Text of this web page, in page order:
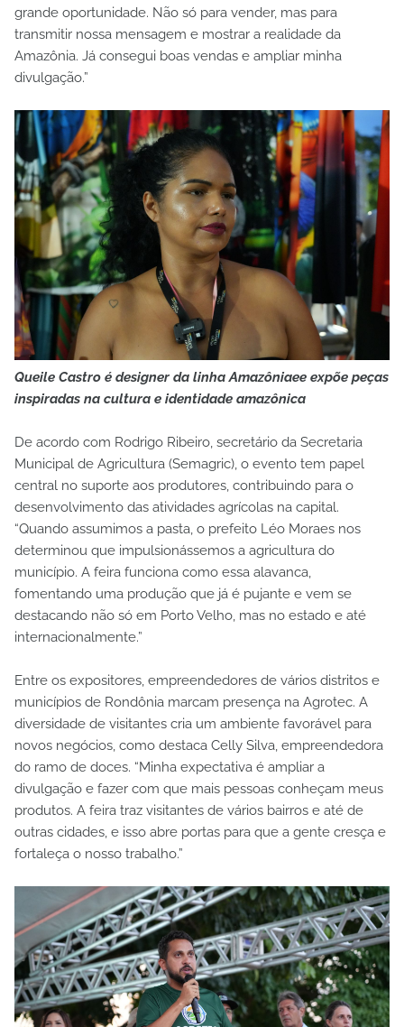
grande oportunidade. Não só para vender, mas para
transmitir nossa mensagem e mostrar a realidade da
Amazônia. Já consegui boas vendas e ampliar minha
divulgação.”
Queile Castro é designer da linha Amazôniaee expõe peças
inspiradas na cultura e identidade amazônica
De acordo com Rodrigo Ribeiro, secretário da Secretaria
Municipal de Agricultura (Semagric), o evento tem papel
central no suporte aos produtores, contribuindo para o
desenvolvimento das atividades agrícolas na capital.
“Quando assumimos a pasta, o prefeito Léo Moraes nos
determinou que impulsionássemos a agricultura do
município. A feira funciona como essa alavanca,
fomentando uma produção que já é pujante e vem se
destacando não só em Porto Velho, mas no estado e até
internacionalmente.”
Entre os expositores, empreendedores de vários distritos e
municípios de Rondônia marcam presença na Agrotec. A
diversidade de visitantes cria um ambiente favorável para
novos negócios, como destaca Celly Silva, empreendedora
do ramo de doces. “Minha expectativa é ampliar a
divulgação e fazer com que mais pessoas conheçam meus
produtos. A feira traz visitantes de vários bairros e até de
outras cidades, e isso abre portas para que a gente cresça e
fortaleça o nosso trabalho.”